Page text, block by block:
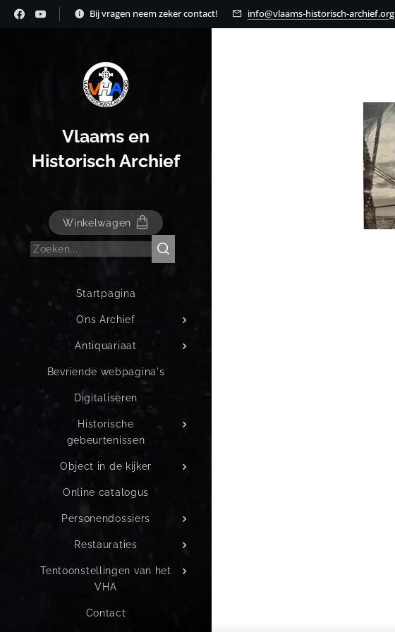
Bij vragen neem zeker contact! info@vlaams-historisch-archief.org
Vlaams en
Historisch Archief
Winkelwagen
Startpagina
Ons Archief
Antiquariaat
Bevriende webpagina's
Digitaliseren
Historische
gebeurtenissen
Object in de kijker
Online catalogus
Personendossiers
Restauraties
Tentoonstellingen van het
VHA
Contact